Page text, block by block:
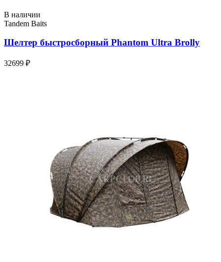
В наличии
Tandem Baits
Шелтер быстросборный Phantom Ultra Brolly
32699 ₽